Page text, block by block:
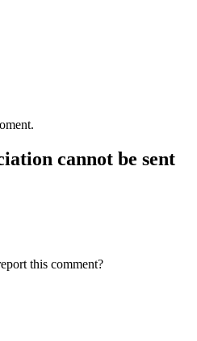
cannot be sent
this comment?